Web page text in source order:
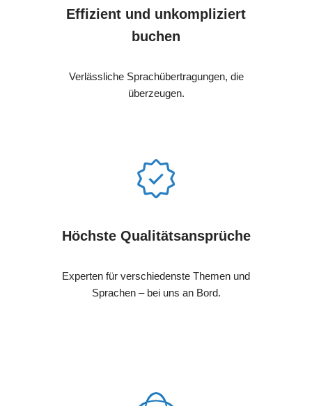
Effizient und unkompliziert
buchen
Verlässliche Sprachübertragungen, die
überzeugen.
Höchste Qualitätsansprüche
Experten für verschiedenste Themen und
Sprachen – bei uns an Bord.